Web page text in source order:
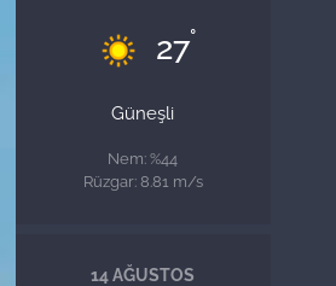
27°
Güneşli
Nem: %44
Rüzgar: 8.81 m/s
14 AĞUSTOS